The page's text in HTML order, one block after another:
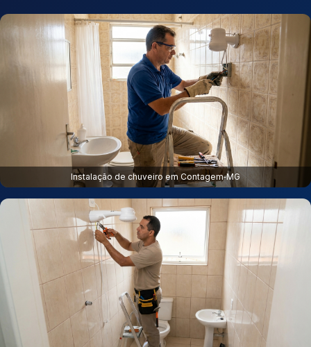
Instalação de chuveiro em Contagem‑MG